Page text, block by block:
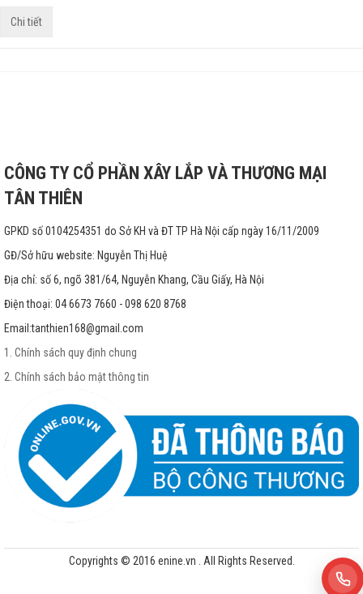
Chi tiết
CÔNG TY CỔ PHẦN XÂY LẮP VÀ THƯƠNG MẠI
TÂN THIÊN
GPKD số 0104254351 do Sở KH và ĐT TP Hà Nội cấp ngày 16/11/2009
GĐ/Sở hữu website: Nguyễn Thị Huệ
Địa chỉ: số 6, ngõ 381/64, Nguyễn Khang, Cầu Giấy, Hà Nội
Điện thoại: 04 6673 7660 - 098 620 8768
Email:tanthien168@gmail.com
1. Chính sách quy định chung
2. Chính sách bảo mật thông tin
Copyrights © 2016 enine.vn . All Rights Reserved.